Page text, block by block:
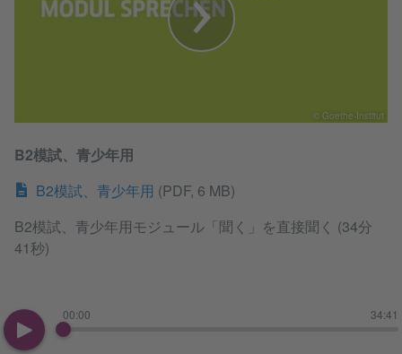
© Goethe-Institut
B2模試、青少年用
B2模試、青少年用 (PDF, 6 MB)
B2模試、青少年用モジュール「聞く」を直接聞く (34分
41秒)
00:00 34:41